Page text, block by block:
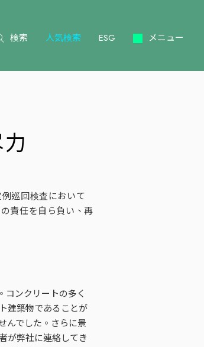
検索 人気検索 ESG メニュー
巡回検査において
責任を自ら負い、再
ンクリートの多く
建築物であることが
んでした。さらに景
が弊社に連絡してき